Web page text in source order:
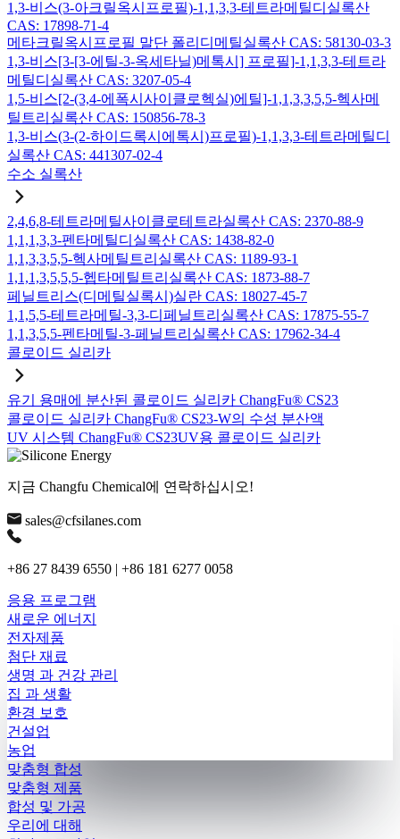
1,3-비스(3-아크릴옥시프로필)-1,1,3,3-테트라메틸디실록산
CAS: 17898-71-4
메타크릴옥시프로필 말단 폴리디메틸실록산 CAS: 58130-03-3
1,3-비스[3-[3-에틸-3-옥세타닐)메톡시] 프로필]-1,1,3,3-테트라
메틸디실록산 CAS: 3207-05-4
1,5-비스[2-(3,4-에폭시사이클로헥실)에틸]-1,1,3,3,5,5-헥사메
틸트리실록산 CAS: 150856-78-3
1,3-비스(3-(2-하이드록시에톡시)프로필)-1,1,3,3-테트라메틸디
실록산 CAS: 441307-02-4
수소 실록산
2,4,6,8-테트라메틸사이클로테트라실록산 CAS: 2370-88-9
1,1,1,3,3-펜타메틸디실록산 CAS: 1438-82-0
1,1,3,3,5,5-헥사메틸트리실록산 CAS: 1189-93-1
1,1,1,3,5,5,5-헵타메틸트리실록산 CAS: 1873-88-7
페닐트리스(디메틸실록시)실란 CAS: 18027-45-7
1,1,5,5-테트라메틸-3,3-디페닐트리실록산 CAS: 17875-55-7
1,1,3,5,5-펜타메틸-3-페닐트리실록산 CAS: 17962-34-4
콜로이드 실리카
유기 용매에 분산된 콜로이드 실리카 ChangFu® CS23
콜로이드 실리카 ChangFu® CS23-W의 수성 분산액
UV 시스템 ChangFu® CS23UV용 콜로이드 실리카
지금 Changfu Chemical에 연락하십시오!
sales@cfsilanes.com
+86 27 8439 6550 | +86 181 6277 0058
응용 프로그램
새로운 에너지
전자제품
첨단 재료
생명 과 건강 관리
집 과 생활
환경 보호
건설업
농업
맞춤형 합성
맞춤형 제품
합성 및 가공
우리에 대해